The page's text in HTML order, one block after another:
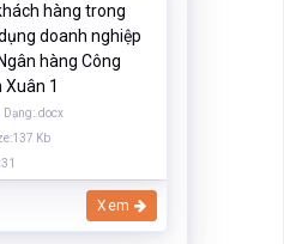
hàng trong
doanh nghiệp
hàng Công
1
Dạng:.docx
Kb
Xem